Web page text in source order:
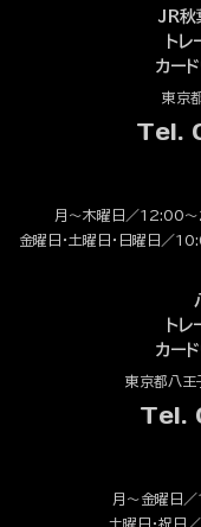
JR秋
ト
カー
東京
Tel.
月～木曜日／12:00
金曜日・土曜日・日曜日
ト
カー
東京都八
Tel.
月～金曜日
土曜日・祝日